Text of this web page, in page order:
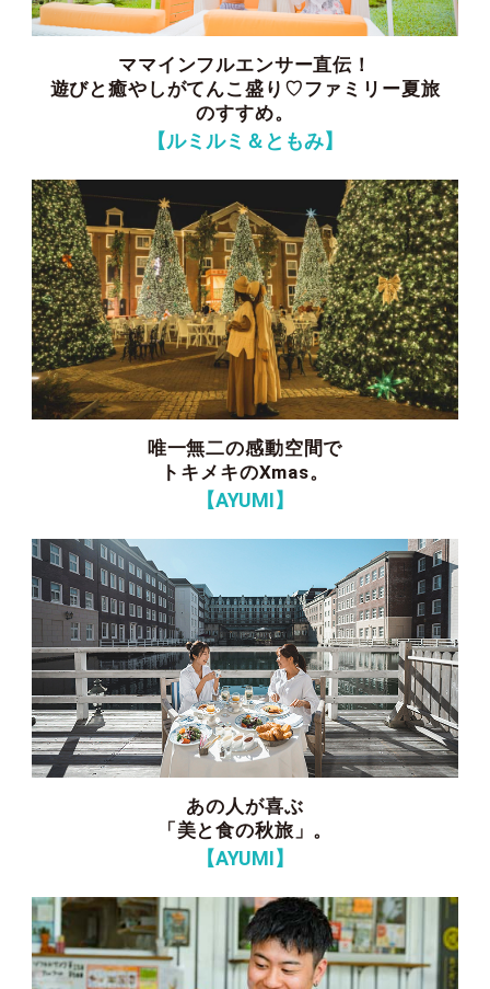
ママインフルエンサー直伝！
遊びと癒やしがてんこ盛り♡ファミリー夏旅
のすすめ。
【ルミルミ＆ともみ】
唯一無二の感動空間で
トキメキのXmas。
【AYUMI】
あの人が喜ぶ
「美と食の秋旅」。
【AYUMI】